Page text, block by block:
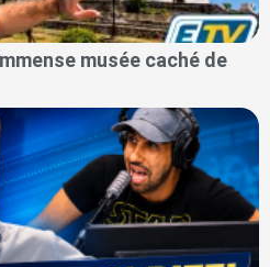
musée caché de